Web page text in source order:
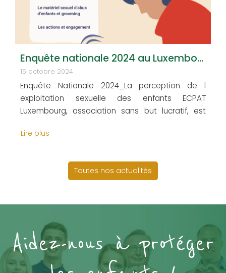
Enquête nationale 2024 au Luxembourg : La perception de l’exploitation sexuelle des enfants
15 octobre 2024
Enquête Nationale 2024_La perception de l
exploitation sexuelle des enfants ECPAT
Luxembourg, association sans but lucratif, est
par le Ministère des Affaires étrangères et
placée sous le Haut-Patronage de Son Altesse
Royale la Grande-Duchesse. Elle est membre du
Lire plus
Toutes nos actualités
Aidez-nous à protéger